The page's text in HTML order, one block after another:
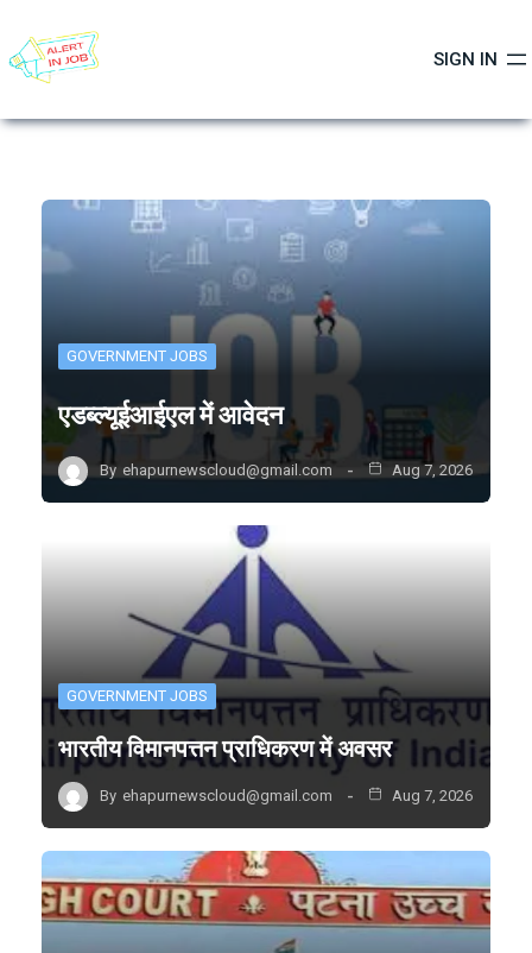
content
SIGN IN
GOVERNMENT JOBS
एडब्ल्यूईआईएल में आवेदन
By ehapurnewscloud@gmail.com Aug 7, 2026
GOVERNMENT JOBS
भारतीय विमानपत्तन प्राधिकरण में अवसर
By ehapurnewscloud@gmail.com Aug 7, 2026